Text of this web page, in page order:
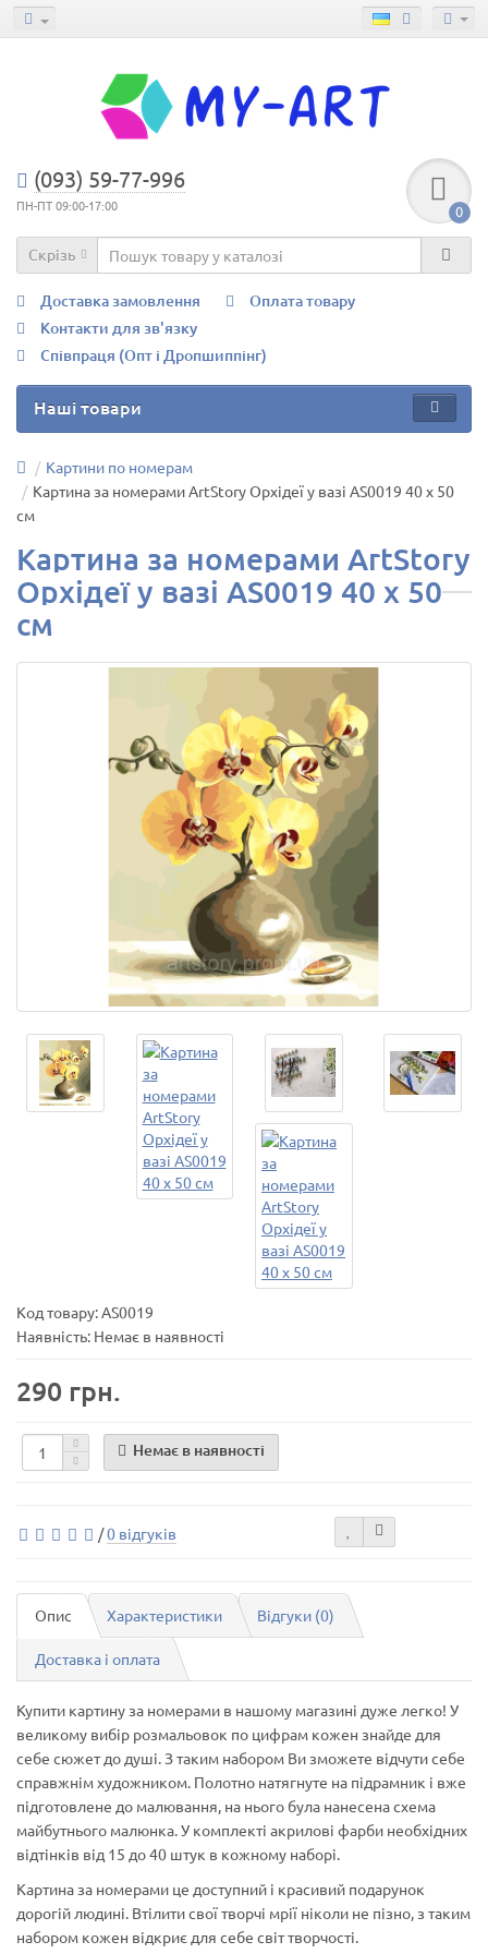
(093) 59-77-996
ПН-ПТ 09:00-17:00 0
Скрізь
Доставка замовлення
Оплата товару
Контакти для зв'язку
Співпраця (Опт і Дропшиппінг)
Наші товари
Картини по номерам
Картина за номерами ArtStory Орхідеї у вазі AS0019 40 х 50
см
Картина за номерами ArtStory
Орхідеї у вазі AS0019 40 х 50
см
Код товару:AS0019
Наявність: Немає в наявності
290 грн.
Немає в наявності
/0 відгуків
Опис Характеристики Відгуки (0)
Доставка і оплата
Купити картину за номерами в нашому магазині дуже легко! У
великому вибір розмальовок по цифрам кожен знайде для
себе сюжет до душі. З таким набором Ви зможете відчути себе
справжнім художником. Полотно натягнуте на підрамник і вже
підготовлене до малювання, на нього була нанесена схема
майбутнього малюнка. У комплекті акрилові фарби необхідних
відтінків від 15 до 40 штук в кожному наборі.
Картина за номерами це доступний і красивий подарунок
дорогій людині. Втілити свої творчі мрії ніколи не пізно, з таким
набором кожен відкриє для себе світ творчості.